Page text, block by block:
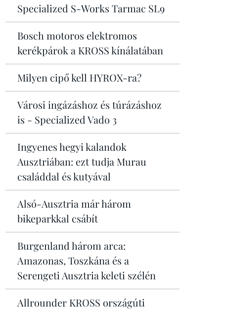
Specialized S-Works Tarmac SL9
Bosch motoros elektromos
kerékpárok a KROSS kínálatában
Milyen cipő kell HYROX-ra?
Városi ingázáshoz és túrázáshoz
is - Specialized Vado 3
Ingyenes hegyi kalandok
Ausztriában: ezt tudja Murau
családdal és kutyával
Alsó-Ausztria már három
bikeparkkal csábít
Burgenland három arca:
Amazonas, Toszkána és a
Serengeti Ausztria keleti szélén
Allrounder KROSS országúti